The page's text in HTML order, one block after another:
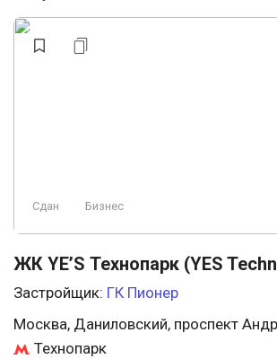
Сдан Бизнес
ЖК YE’S Технопарк (YES
Застройщик: ГК Пионер
Москва, Даниловский, проспект
Технопарк